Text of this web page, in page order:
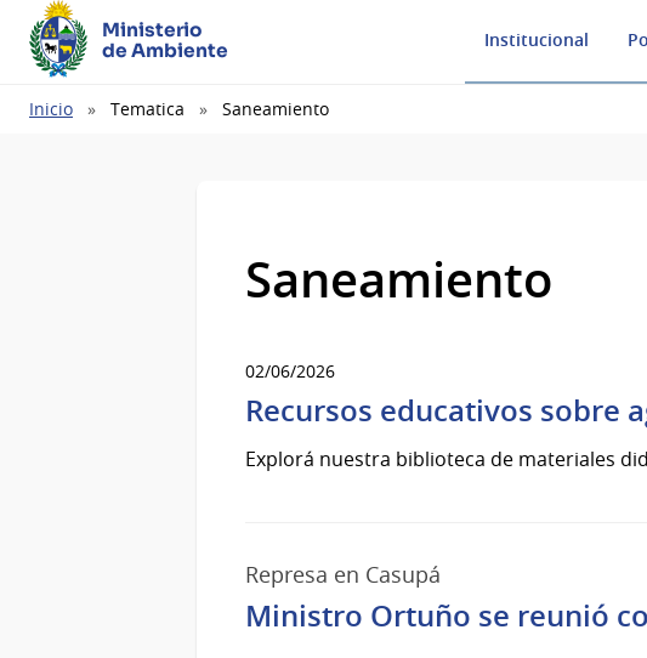
Ministerio
de Ambiente
Institucional
Ruta
Inicio Tematica Saneamiento
Saneamiento
02/06/2026
Recursos educativos sobre
Explorá nuestra biblioteca de materiales
Represa en Casupá
Ministro Ortuño se reunió